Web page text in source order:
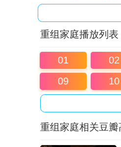
重组家庭播放列表
01 02
09
10
重组家庭相关豆瓣